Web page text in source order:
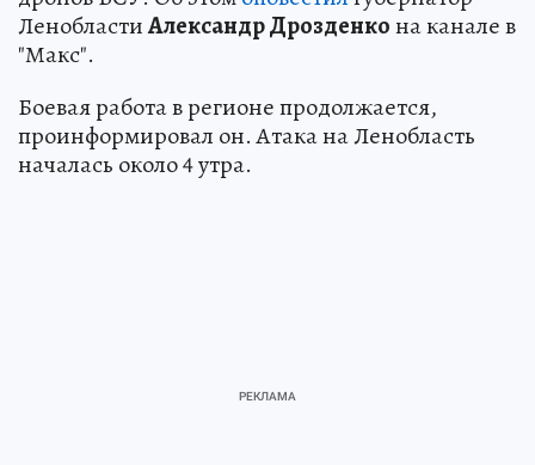
ЛенобластиАлександр Дрозденкона канале в
"Макс".
Боевая работа в регионе продолжается,
проинформировал он. Атака на Ленобласть
началась около 4 утра.